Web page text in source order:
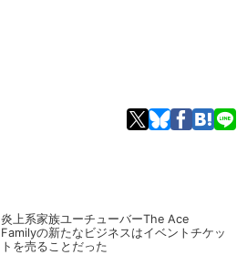
炎上系家族ユーチューバーThe Ace
Familyの新たなビジネスはイベントチケッ
トを売ることだった